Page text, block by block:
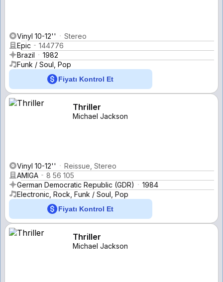
Vinyl 10-12''
Stereo
Epic
144776
Brazil
1982
Funk / Soul, Pop
Fiyatı Kontrol Et
Thriller
Michael Jackson
Vinyl 10-12''
Reissue, Stereo
AMIGA
8 56 105
German Democratic Republic (GDR)
1984
Electronic, Rock, Funk / Soul, Pop
Fiyatı Kontrol Et
Thriller
Michael Jackson